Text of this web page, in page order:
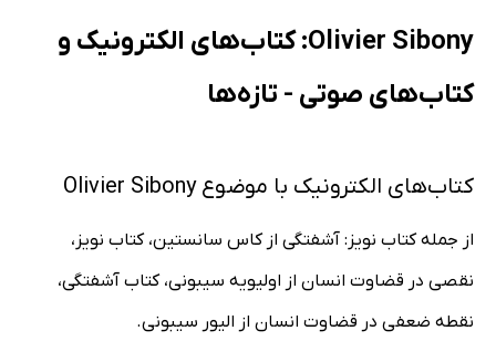
Olivier Sibony: کتاب‌های الکترونیک و
کتاب‌های صوتی - تازه‌ها
کتاب‌های الکترونیک با موضوع Olivier Sibony
از جمله کتاب نویز: آشفتگی از کاس سانستین، کتاب نویز،
نقصی در قضاوت انسان از اولیویه سیبونی، کتاب آشفتگی،
نقطه ضعفی در قضاوت انسان از الیور سیبونی.